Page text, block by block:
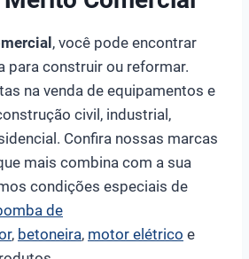
, você pode encontrar
para construir ou reformar.
na venda de equipamentos e
civil, industrial,
Confira nossas marcas
mais combina com a sua
condições especiais de
de
, betoneira, motor elétrico e